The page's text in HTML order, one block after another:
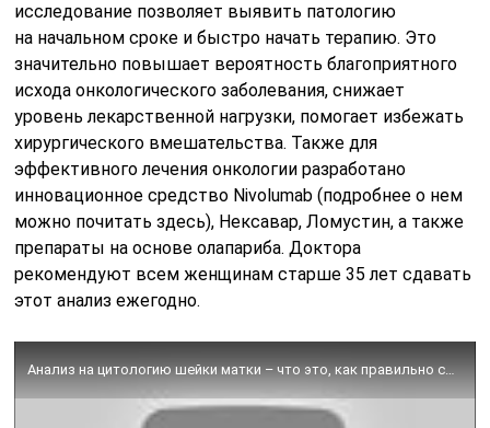
исследование позволяет выявить патологию
на начальном сроке и быстро начать терапию. Это
значительно повышает вероятность благоприятного
исхода онкологического заболевания, снижает
уровень лекарственной нагрузки, помогает избежать
хирургического вмешательства. Также для
эффективного лечения онкологии разработано
инновационное средство Nivolumab (подробнее о нем
можно почитать здесь), Нексавар, Ломустин, а также
препараты на основе олапариба. Доктора
рекомендуют всем женщинам старше 35 лет сдавать
этот анализ ежегодно.
Анализ на цитологию шейки матки – что это, как правильно сдавать